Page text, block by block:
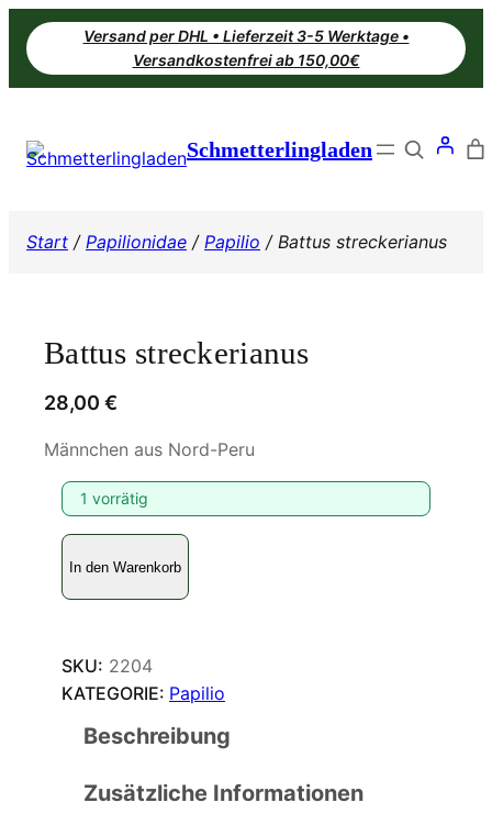
Zum
Inhalt
springen
Versand per DHL • Lieferzeit 3-5 Werktage •
Versandkostenfrei ab 150,00€
Schmetterlingladen Search
Start / Papilionidae / Papilio / Battus streckerianus
Battus streckerianus
28,00 €
Männchen aus Nord-Peru
1 vorrätig
B
t
u
s
In den Warenkorb
SKU: 2204
KATEGORIE: Papilio
Beschreibung
Zusätzliche Informationen